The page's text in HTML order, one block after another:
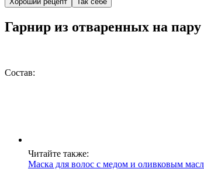
Гарнир из отваренных на
Состав:
Читайте также:
Маска для волос с медом и оливковым